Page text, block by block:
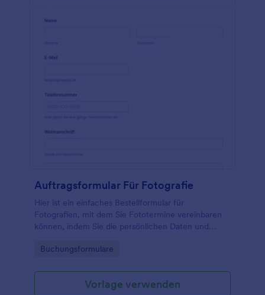
Auftragsformular Für Fotografie
Hier ist ein einfaches Bestellformular für
Fotografien, mit dem Sie Fototermine vereinbaren
können, indem Sie die persönlichen Daten und
Ihren Kunden die Möglichkeit geben, aus
Go to Category:
Buchungsformulare
Vorlage verwenden